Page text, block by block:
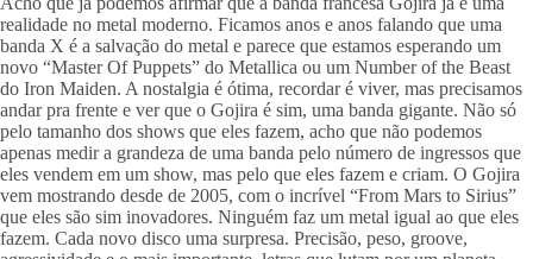
realidade no metal moderno. Ficamos anos e anos falando que uma
banda X é a salvação do metal e parece que estamos esperando um
novo “Master Of Puppets” do Metallica ou um Number of the Beast
do Iron Maiden. A nostalgia é ótima, recordar é viver, mas precisamos
andar pra frente e ver que o Gojira é sim, uma banda gigante. Não só
pelo tamanho dos shows que eles fazem, acho que não podemos
apenas medir a grandeza de uma banda pelo número de ingressos que
eles vendem em um show, mas pelo que eles fazem e criam. O Gojira
vem mostrando desde de 2005, com o incrível “From Mars to Sirius”
que eles são sim inovadores. Ninguém faz um metal igual ao que eles
fazem. Cada novo disco uma surpresa. Precisão, peso, groove,